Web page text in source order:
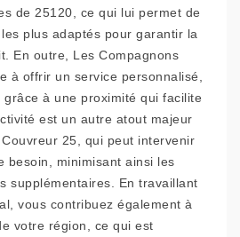
de 25120, ce qui lui permet de
plus adaptés pour garantir la
En outre, Les Compagnons
à offrir un service personnalisé,
à une proximité qui facilite
est un autre atout majeur
25, qui peut intervenir
besoin, minimisant ainsi les
supplémentaires. En travaillant
vous contribuez également à
votre région, ce qui est